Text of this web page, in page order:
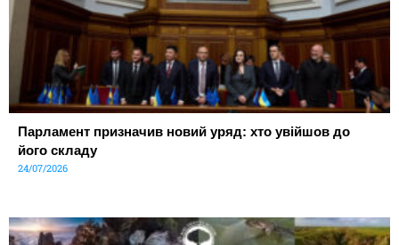
Парламент призначив новий уряд: хто увійшов до
його складу
24/07/2026